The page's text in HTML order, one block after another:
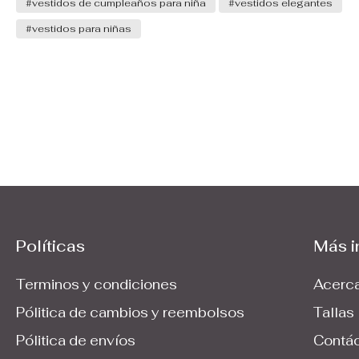
calidad que necesitas o el diseño no será muy
cómodo cuando quiera salir a jugar.
#vestidos de cumpleaños para niña
#vestidos elegantes
#vestidos para niñas
Políticas
Terminos y condiciones
Pólitica de cambios y reembolsos
Pólitica de envíos
Más
Tallas